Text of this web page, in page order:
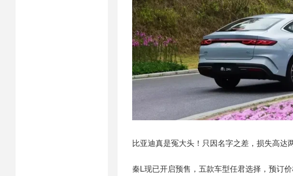
比亚迪真是冤大头！只因名字之差，损失高达
秦L现已开启预售，五款车型任君选择，预订